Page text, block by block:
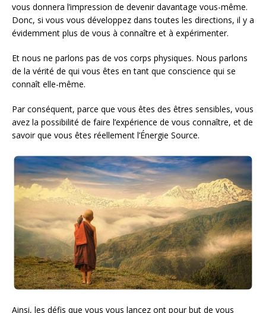
vous donnera l’impression de devenir davantage vous-même.
Donc, si vous vous développez dans toutes les directions, il y a
évidemment plus de vous à connaître et à expérimenter.
Et nous ne parlons pas de vos corps physiques. Nous parlons
de la vérité de qui vous êtes en tant que conscience qui se
connaît elle-même.
Par conséquent, parce que vous êtes des êtres sensibles, vous
avez la possibilité de faire l’expérience de vous connaître, et de
savoir que vous êtes réellement l’Énergie Source.
Ainsi, les défis que vous vous lancez ont pour but de vous